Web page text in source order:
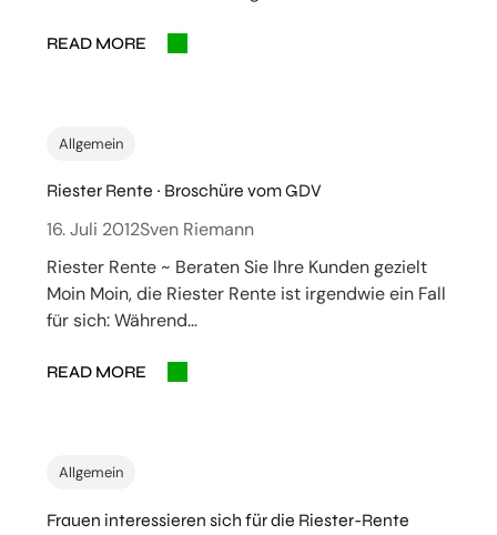
READ MORE
Allgemein
Riester Rente ~ Broschüre vom GDV
16. Juli 2012Sven Riemann
Riester Rente ~ Beraten Sie Ihre Kunden gezielt
Moin Moin, die Riester Rente ist irgendwie ein Fall
für sich: Während…
READ MORE
Allgemein
Frauen interessieren sich für die Riester-Rente